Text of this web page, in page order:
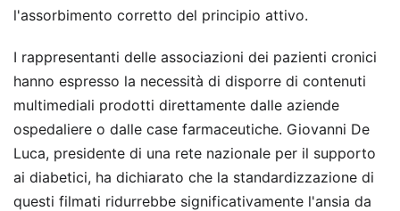
l'assorbimento corretto del principio attivo.
I rappresentanti delle associazioni dei pazienti cronici
hanno espresso la necessità di disporre di contenuti
multimediali prodotti direttamente dalle aziende
ospedaliere o dalle case farmaceutiche. Giovanni De
Luca, presidente di una rete nazionale per il supporto
ai diabetici, ha dichiarato che la standardizzazione di
questi filmati ridurrebbe significativamente l'ansia da